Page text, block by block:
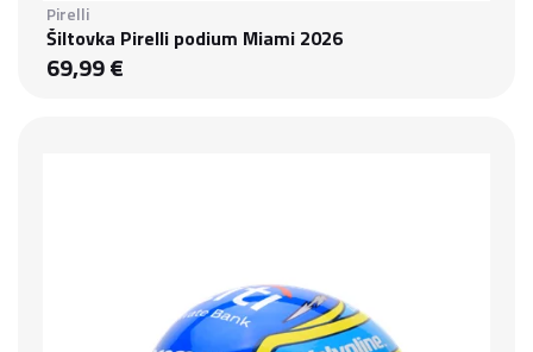
Pirelli
Šiltovka Pirelli podium Miami 2026
69,99 €